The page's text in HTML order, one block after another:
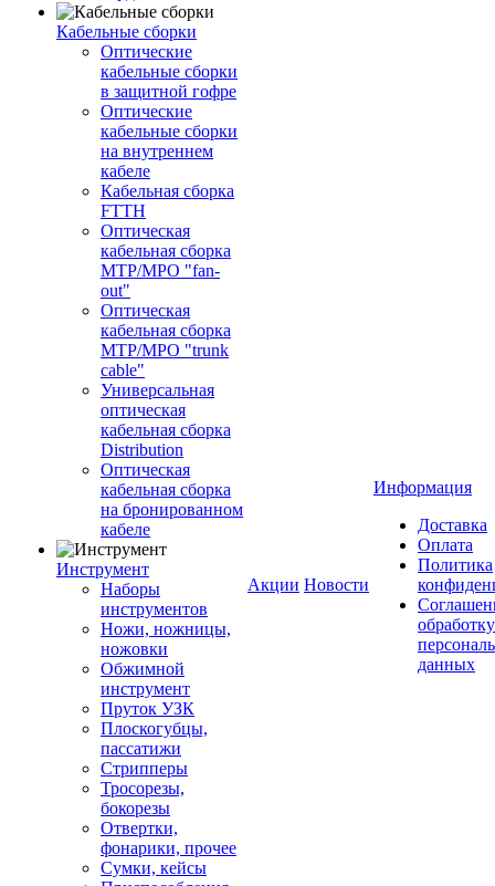
Кабельные сборки
Оптические
кабельные сборки
в защитной гофре
Оптические
кабельные сборки
на внутреннем
кабеле
Кабельная сборка
FTTH
Оптическая
кабельная сборка
MTP/MPO "fan-
out"
Оптическая
кабельная сборка
MTP/MPO "trunk
cable"
Универсальная
оптическая
кабельная сборка
Distribution
Оптическая
кабельная сборка
на бронированном
кабеле
Инструмент
Наборы
инструментов
Ножи, ножницы,
ножовки
Обжимной
инструмент
Пруток УЗК
Плоскогубцы,
пассатижи
Стрипперы
Тросорезы,
бокорезы
Отвертки,
фонарики, прочее
Сумки, кейсы
Акции Новости
Информация
Доставка
Оплата
Политика
обработку
данных